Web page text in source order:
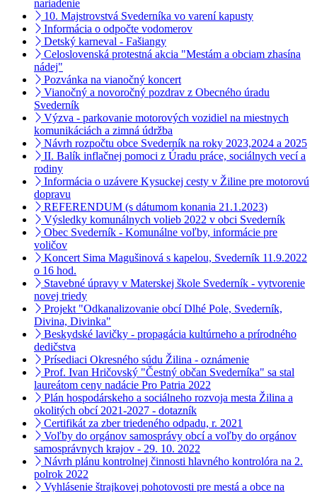
nariadenie
10. Majstrovstvá Svederníka vo varení kapusty
Informácia o odpočte vodomerov
Detský karneval - Fašiangy
Celoslovenská protestná akcia "Mestám a obciam zhasína
nádej"
Pozvánka na vianočný koncert
Vianočný a novoročný pozdrav z Obecného úradu
Svederník
Výzva - parkovanie motorových vozidiel na miestnych
komunikáciách a zimná údržba
Návrh rozpočtu obce Svederník na roky 2023,2024 a 2025
II. Balík inflačnej pomoci z Úradu práce, sociálnych vecí a
rodiny
Informácia o uzávere Kysuckej cesty v Žiline pre motorovú
dopravu
REFERENDUM (s dátumom konania 21.1.2023)
Výsledky komunálnych volieb 2022 v obci Svederník
Obec Svederník - Komunálne voľby, informácie pre
voličov
Koncert Sima Magušinová s kapelou, Svederník 11.9.2022
o 16 hod.
Stavebné úpravy v Materskej škole Svederník - vytvorenie
novej triedy
Projekt "Odkanalizovanie obcí Dlhé Pole, Svederník,
Divina, Divinka"
Beskydské lavičky - propagácia kultúrneho a prírodného
dedičstva
Prísediaci Okresného súdu Žilina - oznámenie
Prof. Ivan Hričovský "Čestný občan Svederníka" sa stal
laureátom ceny nadácie Pro Patria 2022
Plán hospodárskeho a sociálneho rozvoja mesta Žilina a
okolitých obcí 2021-2027 - dotazník
Certifikát za zber triedeného odpadu, r. 2021
Voľby do orgánov samosprávy obcí a voľby do orgánov
samosprávnych krajov - 29. 10. 2022
Návrh plánu kontrolnej činnosti hlavného kontrolóra na 2.
polrok 2022
Vyhlásenie štrajkovej pohotovosti pre mestá a obce na